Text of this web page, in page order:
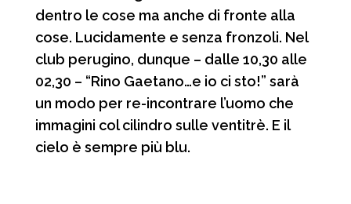
dentro le cose ma anche di fronte alla
cose. Lucidamente e senza fronzoli. Nel
club perugino, dunque – dalle 10,30 alle
02,30 – “Rino Gaetano…e io ci sto!” sarà
un modo per re-incontrare l’uomo che
immagini col cilindro sulle ventitrè. E il
cielo è sempre più blu.